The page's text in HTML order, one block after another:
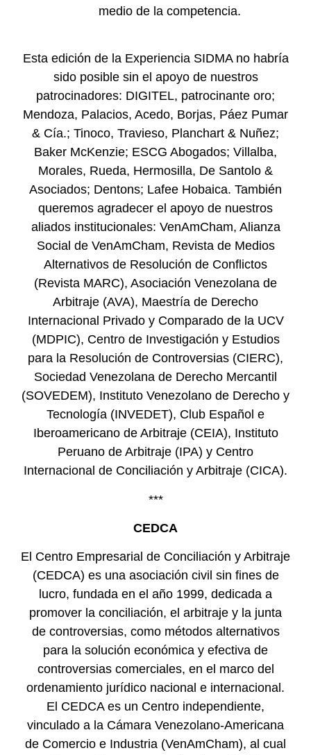
medio de la competencia.
Esta edición de la Experiencia SIDMA no habría
sido posible sin el apoyo de nuestros
patrocinadores: DIGITEL, patrocinante oro;
Mendoza, Palacios, Acedo, Borjas, Páez Pumar
& Cía.; Tinoco, Travieso, Planchart & Nuñez;
Baker McKenzie; ESCG Abogados; Villalba,
Morales, Rueda, Hermosilla, De Santolo &
Asociados; Dentons; Lafee Hobaica. También
queremos agradecer el apoyo de nuestros
aliados institucionales: VenAmCham, Alianza
Social de VenAmCham, Revista de Medios
Alternativos de Resolución de Conflictos
(Revista MARC), Asociación Venezolana de
Arbitraje (AVA), Maestría de Derecho
Internacional Privado y Comparado de la UCV
(MDPIC), Centro de Investigación y Estudios
para la Resolución de Controversias (CIERC),
Sociedad Venezolana de Derecho Mercantil
(SOVEDEM), Instituto Venezolano de Derecho y
Tecnología (INVEDET), Club Español e
Iberoamericano de Arbitraje (CEIA), Instituto
Peruano de Arbitraje (IPA) y Centro
Internacional de Conciliación y Arbitraje (CICA).
***
CEDCA
El Centro Empresarial de Conciliación y Arbitraje
(CEDCA) es una asociación civil sin fines de
lucro, fundada en el año 1999, dedicada a
promover la conciliación, el arbitraje y la junta
de controversias, como métodos alternativos
para la solución económica y efectiva de
controversias comerciales, en el marco del
ordenamiento jurídico nacional e internacional.
El CEDCA es un Centro independiente,
vinculado a la Cámara Venezolano-Americana
de Comercio e Industria (VenAmCham), al cual